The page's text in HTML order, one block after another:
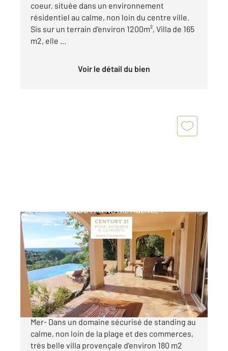
coeur, située dans un environnement
résidentiel au calme, non loin du centre ville.
Sis sur un terrain d'environ 1200m², Villa de 165
m2, elle ...
Voir le détail du bien
CAVALAIRE SUR MER 83
, 7 pièces
Maison à vendre
1 850 000 €
VENDU PAR NOTRE AGENCE Cavalaire Sur
Mer- Dans un domaine sécurisé de standing au
calme, non loin de la plage et des commerces,
très belle villa provençale d'environ 180 m2